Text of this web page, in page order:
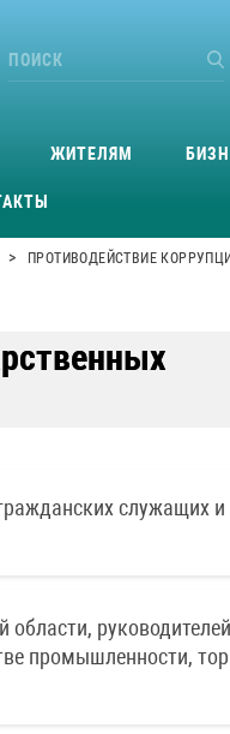
ЖИТЕЛЯМ
> ПРОТИВОДЕЙСТВИЕ
служащих и
руководителей
промышленности,